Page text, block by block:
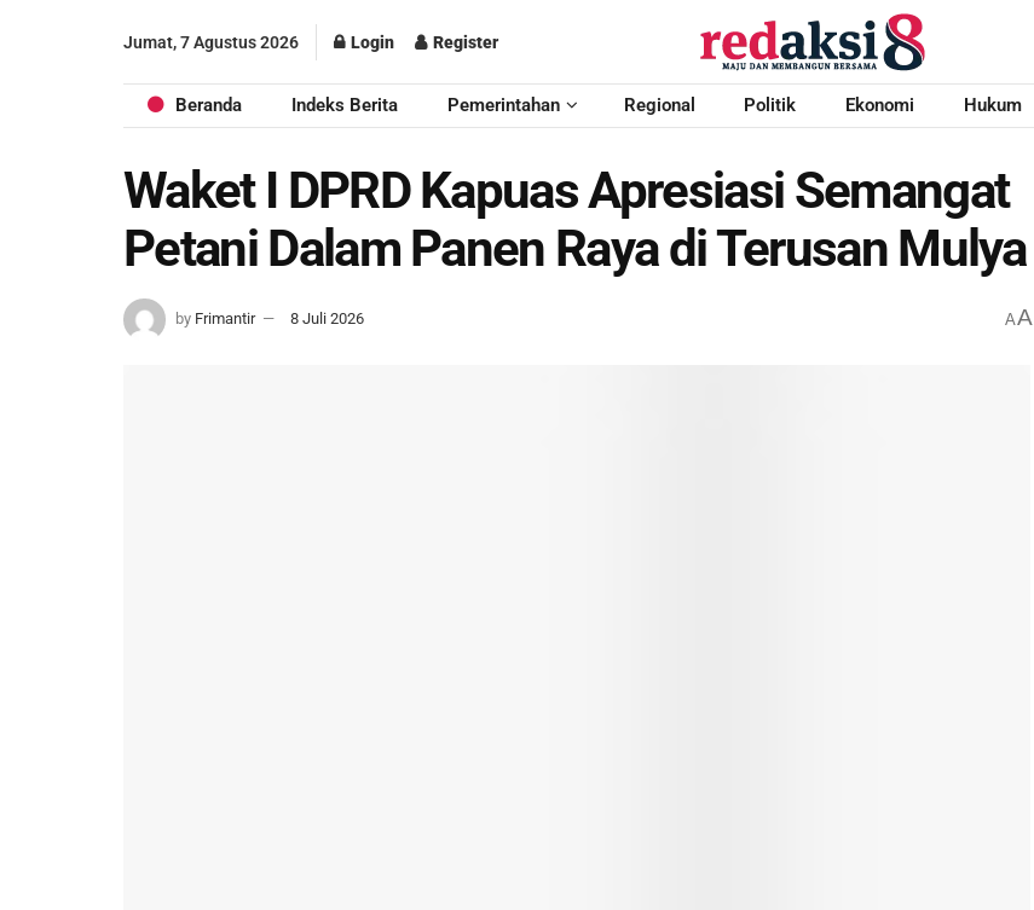
Jumat, 7 Agustus 2026 Login Register
Beranda Indeks Berita Pemerintahan Regional Politik Ekonomi Hukum
Waket I DPRD Kapuas Apresiasi Semangat
Petani Dalam Panen Raya di Terusan Mulya
by Frimantir 8 Juli 2026 AA